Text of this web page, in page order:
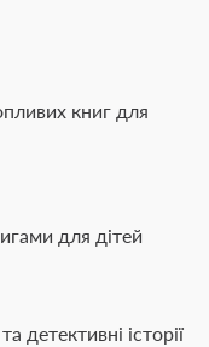
книг для
для дітей
детективні історії